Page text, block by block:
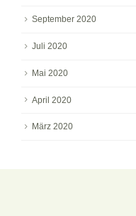
September 2020
Juli 2020
Mai 2020
April 2020
März 2020